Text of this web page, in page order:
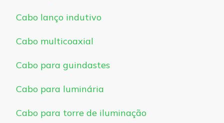
Cabo lanço indutivo
Cabo multicoaxial
Cabo para guindastes
Cabo para luminária
Cabo para torre de iluminação